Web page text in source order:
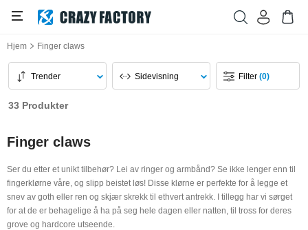
Hjem Finger claws
Trender Sidevisning Filter(0)
33 Produkter
Finger claws
Ser du etter et unikt tilbehør? Lei av ringer og armbånd? Se ikke lenger enn til
fingerklørne våre, og slipp beistet løs! Disse klørne er perfekte for å legge et
snev av goth eller ren og skjær skrekk til ethvert antrekk. I tillegg har vi sørget
for at de er behagelige å ha på seg hele dagen eller natten, til tross for deres
grove og hardcore utseende.